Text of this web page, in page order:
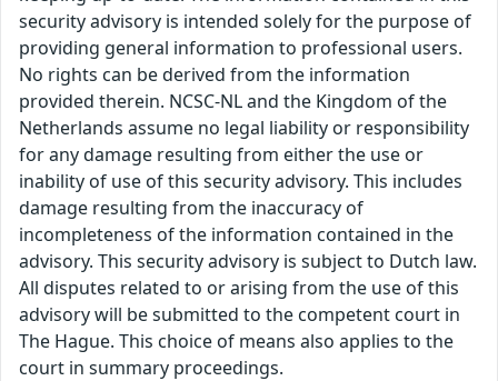
security advisory is intended solely for the purpose of
providing general information to professional users.
No rights can be derived from the information
provided therein. NCSC-NL and the Kingdom of the
Netherlands assume no legal liability or responsibility
for any damage resulting from either the use or
inability of use of this security advisory. This includes
damage resulting from the inaccuracy of
incompleteness of the information contained in the
advisory. This security advisory is subject to Dutch law.
All disputes related to or arising from the use of this
advisory will be submitted to the competent court in
The Hague. This choice of means also applies to the
court in summary proceedings.